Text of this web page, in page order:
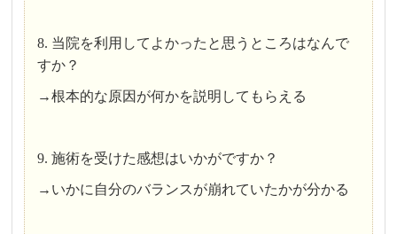
8. 当院を利用してよかったと思うところはなんで
すか？
→根本的な原因が何かを説明してもらえる
9. 施術を受けた感想はいかがですか？
→いかに自分のバランスが崩れていたかが分かる